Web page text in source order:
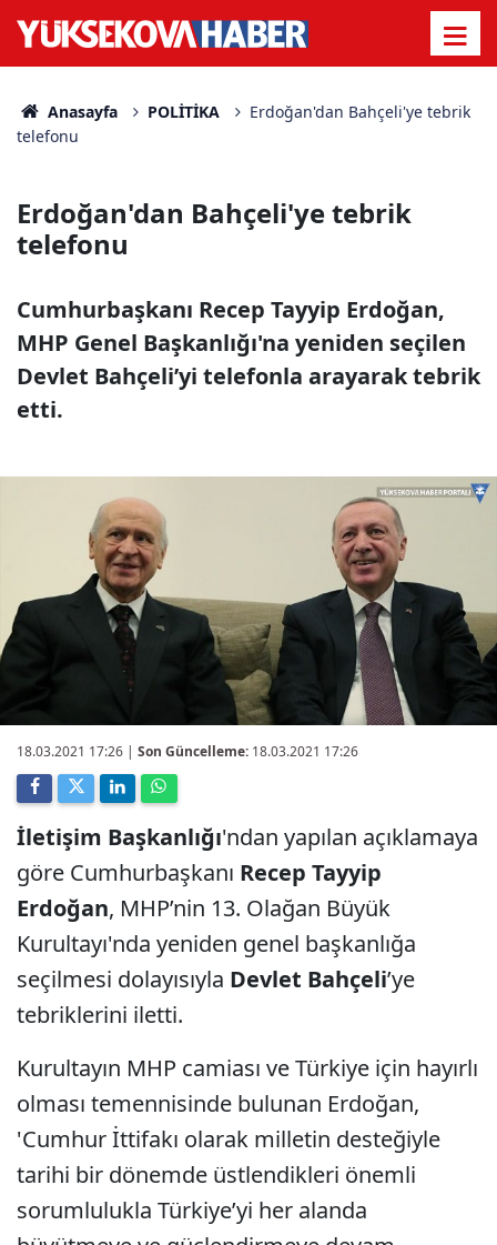
Anasayfa POLİTİKA
Erdoğan'dan Bahçeli'ye tebrik
telefonu
Erdoğan'dan Bahçeli'ye tebrik
telefonu
Cumhurbaşkanı Recep Tayyip Erdoğan,
MHP Genel Başkanlığı'na yeniden seçilen
Devlet Bahçeli’yi telefonla arayarak tebrik
etti.
18.03.2021 17:26 | Son Güncelleme: 18.03.2021 17:26
İletişim Başkanlığı'ndan yapılan açıklamaya
göre Cumhurbaşkanı Recep Tayyip
Erdoğan, MHP’nin 13. Olağan Büyük
Kurultayı'nda yeniden genel başkanlığa
seçilmesi dolayısıyla Devlet Bahçeli’ye
tebriklerini iletti.
Kurultayın MHP camiası ve Türkiye için hayırlı
olması temennisinde bulunan Erdoğan,
'Cumhur İttifakı olarak milletin desteğiyle
tarihi bir dönemde üstlendikleri önemli
sorumlulukla Türkiye’yi her alanda